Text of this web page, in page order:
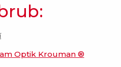
Optik Krouman ®